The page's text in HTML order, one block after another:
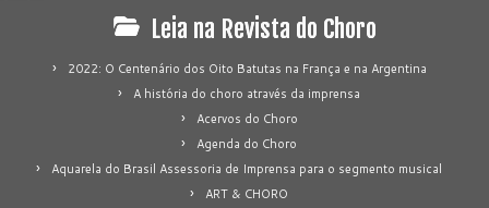
Leia na Revista do Choro
2022: O Centenário dos Oito Batutas na França e na Argentina
A história do choro através da imprensa
Acervos do Choro
Agenda do Choro
Aquarela do Brasil Assessoria de Imprensa para o segmento musical
ART & CHORO